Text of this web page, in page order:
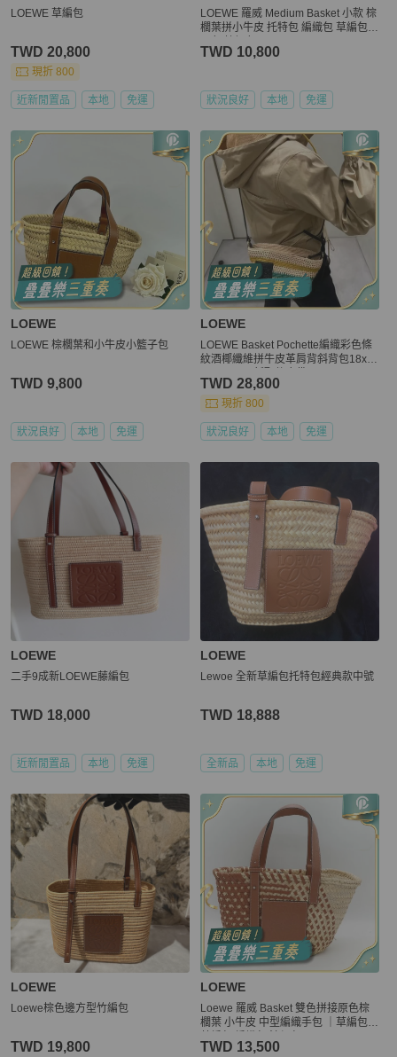
LOEWE 草編包
TWD 20,800
現折 800
近新閒置品 本地 免運
LOEWE 羅威 Medium Basket 小款 棕
櫚葉拼小牛皮 托特包 編織包 草編包
TWD 10,800
狀況良好 本地 免運
LOEWE
LOEWE 棕櫚葉和小牛皮小籃子包
TWD 9,800
狀況良好 本地 免運
LOEWE
LOEWE Basket Pochette編織彩色條
紋酒椰纖維拼牛皮革肩背斜背包18x1
TWD 28,800
現折 800
狀況良好 本地 免運
LOEWE
二手9成新LOEWE藤編包
TWD 18,000
近新閒置品 本地 免運
LOEWE
Lewoe 全新草編包托特包經典款中號
TWD 18,888
全新品 本地 免運
LOEWE
Loewe棕色邊方型竹編包
TWD 19,800
LOEWE
Loewe 羅威 Basket 雙色拼接原色棕
櫚葉 小牛皮 中型編織手包 ｜草編包
TWD 13,500